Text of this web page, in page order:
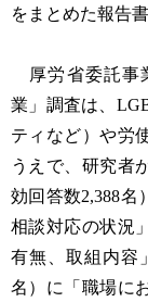
をまとめた報告
厚労省委託事
業」調査は、
ティなど）や労
うえで、研究者
効回答数2,388名
相談対応の状況
有無、取組内容
名）に「職場に